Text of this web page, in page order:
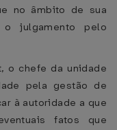
no âmbito de sua
o julgamento pelo
o chefe da unidade
pela gestão de
à autoridade a que
fatos que